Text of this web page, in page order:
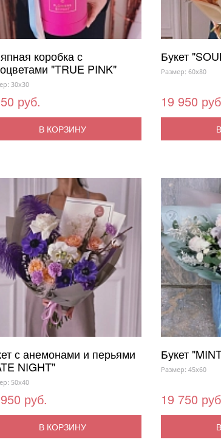
коробка с
"TRUE PINK"
30x30
руб.
В КОРЗИНУ
Букет
Размер: 60x80
19 950
с анемонами и перьями
NIGHT"
50x40
руб.
В КОРЗИНУ
Букет
Размер: 45x60
19 750